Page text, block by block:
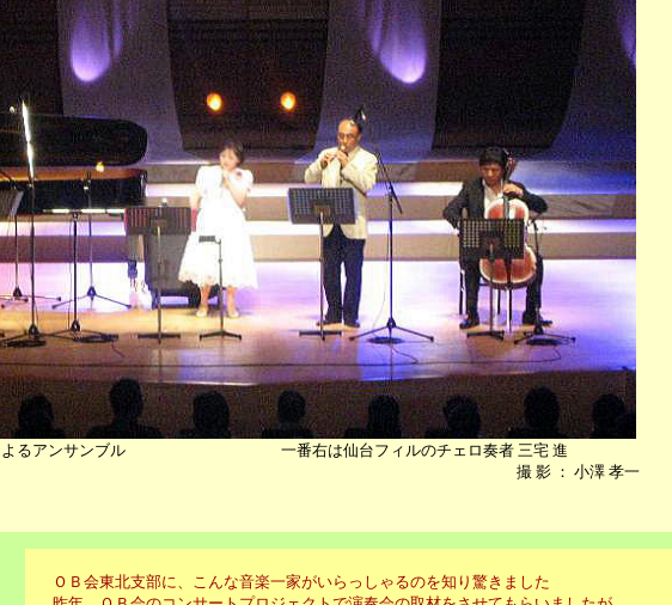
るアンサンブル
一番右は仙台フィルのチェロ奏者 三宅 進
撮 影 ： 小澤 孝一
ＯＢ会東北支部に、こんな音楽一家がいらっしゃるのを知り驚きました